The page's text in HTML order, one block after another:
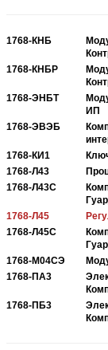
1768-КНБ
1768-КНБР
1768-ЭНБТ
ИП
1768-ЭВЭБ
1768-КИ1
1768-Л43
1768-Л43С
1768-Л45
1768-Л45С
1768-М04СЭ
1768-ПА3
1768-ПБ3